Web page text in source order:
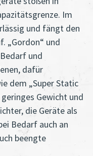
Im
und fängt den
„Gordon“ und
und
dafür
dem „Super Static
Gewicht und
die Geräte als
Bedarf auch an
beengte